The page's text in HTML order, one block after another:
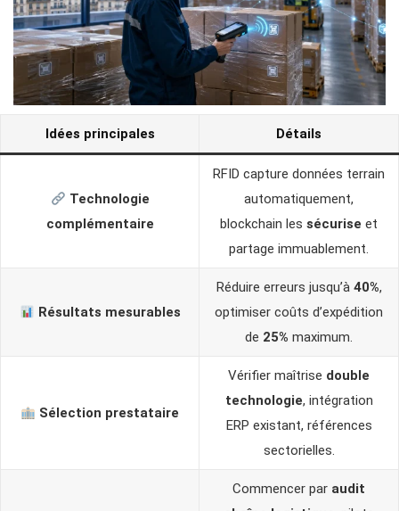
Idées principales Détails
Technologie
complémentaire
RFID capture données terrain
automatiquement,
blockchain les sécurise et
partage immuablement.
Résultats mesurables
Réduire erreurs jusqu’à 40%,
optimiser coûts d’expédition
de 25% maximum.
Sélection prestataire
Vérifier maîtrise double
technologie, intégration
ERP existant, références
sectorielles.
Commencer par audit